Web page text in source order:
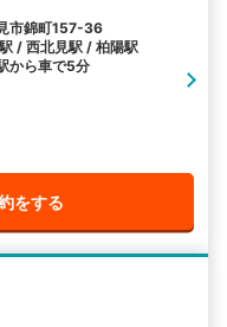
市錦町157-36
/ 西北見駅 / 柏陽駅
から車で5分
をする